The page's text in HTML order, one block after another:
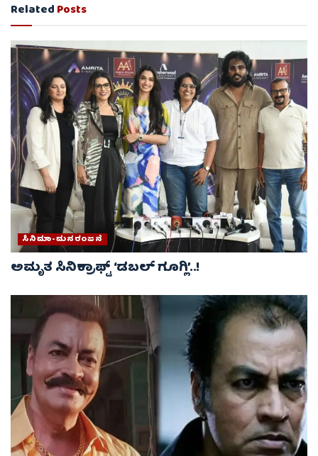
RelatedPosts
ಸಿನಿಮಾ-ಮನರಂಜನೆ
ಅಮೃತ ಸಿನಿಕ್ರಾಫ್ಟ್ ‘ಡಬಲ್ ಗೂಗ್ಲಿ’..!